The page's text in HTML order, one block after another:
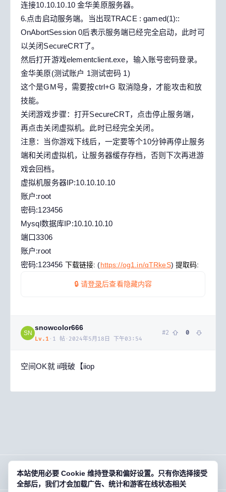
本站使用必要 Cookie 维持登录和偏好设置。只有你选择接受
全部后，我们才会加载广告、统计和游客在线状态相关
连接10.10.10.10 金华美原服务器。
6.点击启动服务端。当出现TRACE : gamed(1)::
OnAbortSession 0后表示服务端已经完全启动，此时可
以关闭SecureCRT了。
然后打开游戏elementclient.exe，输入账号密码登录。
金华美原(测试账户 1测试密码 1)
这个是GM号，需要按ctrl+G 取消隐身，才能攻击和放
技能。
关闭游戏步骤：打开SecureCRT，点击停止服务端，
再点击关闭虚拟机。此时已经完全关闭。
注意：当你游戏下线后，一定要等个10分钟再停止服务
端和关闭虚拟机，让服务器缓存存档，否则下次再进游
戏会回档。
虚拟机服务器IP:10.10.10.10
账户:root
密码:123456
Mysql数据库IP:10.10.10.10
端口3306
账户:root
密码:123456 下载链接:(https://og1.in/qTRkeS) 提取码:
🔒 请登录后查看隐藏内容
SN
snowcolor666
Lv. 1 · 1 帖 · 2024年5月18日 下午03:54
#2 0
空间OK就 ii哦破【iiop
OG01· 欧基零壹